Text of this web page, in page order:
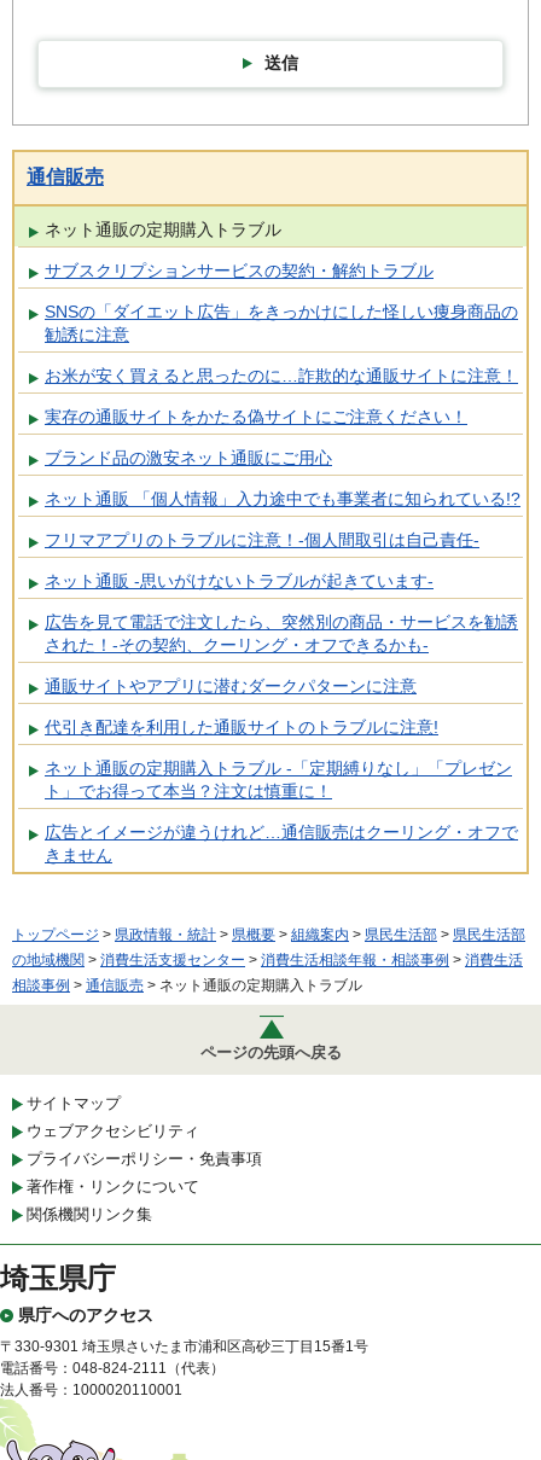
送信
通信販売
ネット通販の定期購入トラブル
サブスクリプションサービスの契約・解約トラブル
SNSの「ダイエット広告」をきっかけにした怪しい痩身商品の
勧誘に注意
お米が安く買えると思ったのに…詐欺的な通販サイトに注意！
実存の通販サイトをかたる偽サイトにご注意ください！
ブランド品の激安ネット通販にご用心
ネット通販 「個人情報」入力途中でも事業者に知られている!?
フリマアプリのトラブルに注意！-個人間取引は自己責任-
ネット通販 -思いがけないトラブルが起きています-
広告を見て電話で注文したら、突然別の商品・サービスを勧誘
された！-その契約、クーリング・オフできるかも-
通販サイトやアプリに潜むダークパターンに注意
代引き配達を利用した通販サイトのトラブルに注意!
ネット通販の定期購入トラブル -「定期縛りなし」「プレゼン
ト」でお得って本当？注文は慎重に！
広告とイメージが違うけれど…通信販売はクーリング・オフで
きません
トップページ > 県政情報・統計 > 県概要 > 組織案内 > 県民生活部 > 県民生活部
の地域機関 > 消費生活支援センター > 消費生活相談年報・相談事例 > 消費生活
相談事例 > 通信販売 > ネット通販の定期購入トラブル
ページの先頭へ戻る
サイトマップ
ウェブアクセシビリティ
プライバシーポリシー・免責事項
著作権・リンクについて
関係機関リンク集
埼玉県庁
県庁へのアクセス
〒330-9301 埼玉県さいたま市浦和区高砂三丁目15番1号
電話番号：048-824-2111（代表）
法人番号：1000020110001